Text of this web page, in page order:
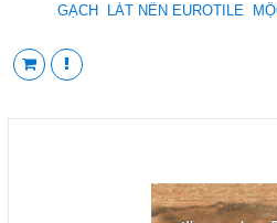
GẠCH LÁT NỀN EUROTILE